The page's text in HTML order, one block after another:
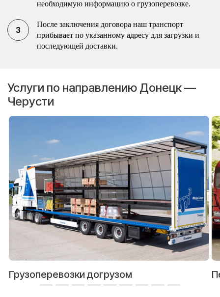
необходимую информацию о грузоперевозке.
После заключения договора наш транспорт
прибывает по указанному адресу для загрузки и
последующей доставки.
Услуги по направлению Донецк —
Черусти
Грузоперевозки догрузом